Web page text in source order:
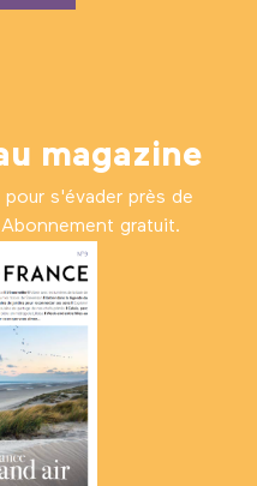
magazine
pour s'évader près de
gratuit.